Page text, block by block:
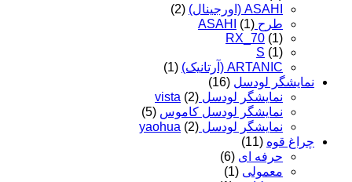
ASAHI (اورجینال)
(2)
طرح ASAHI (1)
RX_70 (1)
S (1)
ARTANIC (آرتانیک)
(1)
نمایشگر لودسل (16)
نمایشگر لودسل vista (2)
نمایشگر لودسل کاموس (5)
نمایشگر لودسل yaohua (2)
چراغ قوه (11)
حرفه ای (6)
معمولی (1)